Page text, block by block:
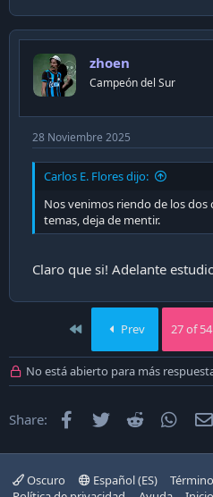
c
t
o
n
s
zhoen
Campeón del Sur
28 Noviembre 2025
Carlos E. Flores dijo:
Nos venimos riendo de los dos
temas, deja de mentir.
Claro que si! Adelante
First Prev 27 of 54
No está abierto para más
Share: Facebook
Twitter Reddit
Oscuro Español (ES)